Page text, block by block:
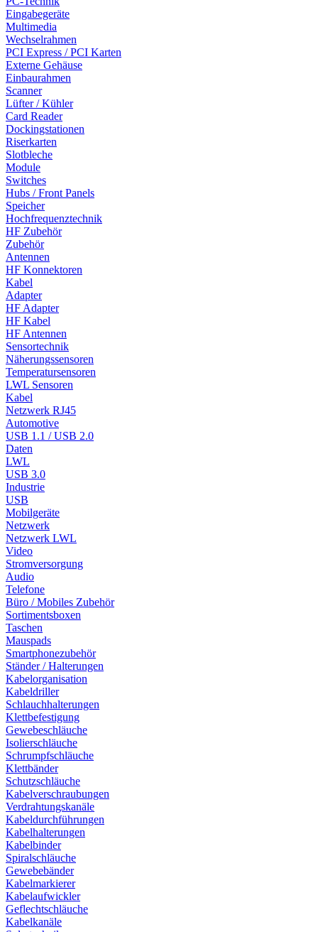
Eingabegeräte
Multimedia
Wechselrahmen
PCI Express / PCI Karten
Externe Gehäuse
Einbaurahmen
Scanner
Lüfter / Kühler
Card Reader
Dockingstationen
Riserkarten
Slotbleche
Module
Switches
Hubs / Front Panels
Speicher
Hochfrequenztechnik
HF Zubehör
Zubehör
Antennen
HF Konnektoren
Kabel
Adapter
HF Adapter
HF Kabel
HF Antennen
Sensortechnik
Näherungssensoren
Temperatursensoren
LWL Sensoren
Kabel
Netzwerk RJ45
Automotive
USB 1.1 / USB 2.0
Daten
LWL
USB 3.0
Industrie
USB
Mobilgeräte
Netzwerk
Netzwerk LWL
Video
Stromversorgung
Audio
Telefone
Büro / Mobiles Zubehör
Sortimentsboxen
Taschen
Mauspads
Smartphonezubehör
Ständer / Halterungen
Kabelorganisation
Kabeldriller
Schlauchhalterungen
Klettbefestigung
Gewebeschläuche
Isolierschläuche
Schrumpfschläuche
Klettbänder
Schutzschläuche
Kabelverschraubungen
Verdrahtungskanäle
Kabeldurchführungen
Kabelhalterungen
Kabelbinder
Spiralschläuche
Gewebebänder
Kabelmarkierer
Kabelaufwickler
Geflechtschläuche
Kabelkanäle